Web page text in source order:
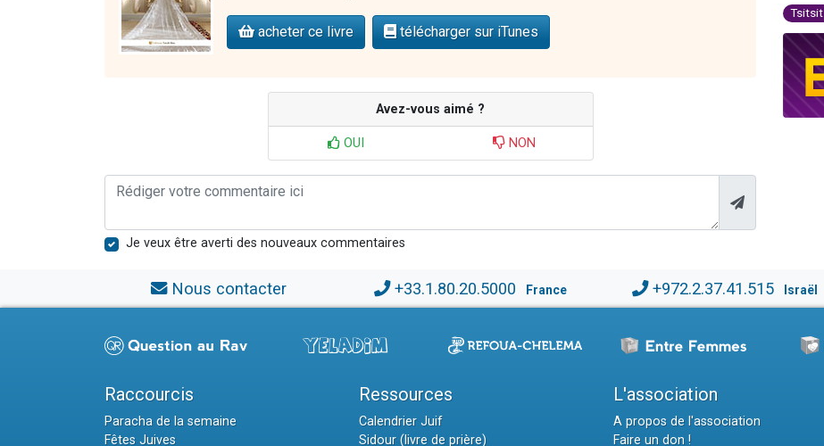
acheter ce livre télécharger sur iTunes
Avez-vous aimé ?
OUI NON
Je veux être averti des nouveaux commentaires
Tsitsit
Nous contacter +33.1.80.20.5000 France +972.2.37.41.515 Israël
Raccourcis
Paracha de la semaine
Fêtes Juives
Ressources
Calendrier Juif
Sidour (livre de prière)
L'association
A propos de l'association
Faire un don !